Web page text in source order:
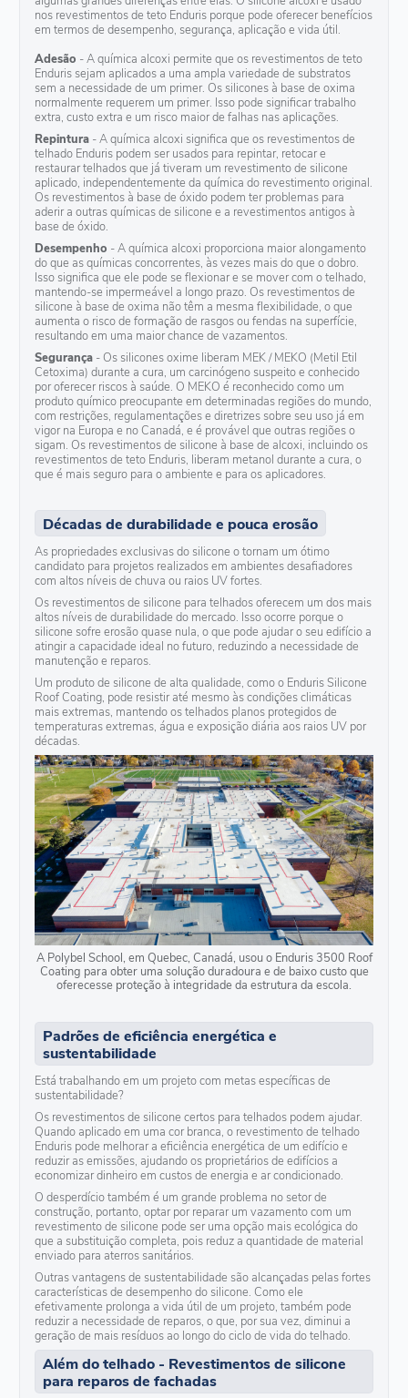
nos revestimentos de teto Enduris porque pode oferecer benefícios
em termos de desempenho, segurança, aplicação e vida útil.
Adesão - A química alcoxi permite que os revestimentos de teto
Enduris sejam aplicados a uma ampla variedade de substratos
sem a necessidade de um primer. Os silicones à base de oxima
normalmente requerem um primer. Isso pode significar trabalho
extra, custo extra e um risco maior de falhas nas aplicações.
Repintura - A química alcoxi significa que os revestimentos de
telhado Enduris podem ser usados para repintar, retocar e
restaurar telhados que já tiveram um revestimento de silicone
aplicado, independentemente da química do revestimento original.
Os revestimentos à base de óxido podem ter problemas para
aderir a outras químicas de silicone e a revestimentos antigos à
base de óxido.
Desempenho - A química alcoxi proporciona maior alongamento
do que as químicas concorrentes, às vezes mais do que o dobro.
Isso significa que ele pode se flexionar e se mover com o telhado,
mantendo-se impermeável a longo prazo. Os revestimentos de
silicone à base de oxima não têm a mesma flexibilidade, o que
aumenta o risco de formação de rasgos ou fendas na superfície,
resultando em uma maior chance de vazamentos.
Segurança - Os silicones oxime liberam MEK / MEKO (Metil Etil
Cetoxima) durante a cura, um carcinógeno suspeito e conhecido
por oferecer riscos à saúde. O MEKO é reconhecido como um
produto químico preocupante em determinadas regiões do mundo,
com restrições, regulamentações e diretrizes sobre seu uso já em
vigor na Europa e no Canadá, e é provável que outras regiões o
sigam. Os revestimentos de silicone à base de alcoxi, incluindo os
revestimentos de teto Enduris, liberam metanol durante a cura, o
que é mais seguro para o ambiente e para os aplicadores.
Décadas de durabilidade e pouca erosão
As propriedades exclusivas do silicone o tornam um ótimo
candidato para projetos realizados em ambientes desafiadores
com altos níveis de chuva ou raios UV fortes.
Os revestimentos de silicone para telhados oferecem um dos mais
altos níveis de durabilidade do mercado. Isso ocorre porque o
silicone sofre erosão quase nula, o que pode ajudar o seu edifício a
atingir a capacidade ideal no futuro, reduzindo a necessidade de
manutenção e reparos.
Um produto de silicone de alta qualidade, como o Enduris Silicone
Roof Coating, pode resistir até mesmo às condições climáticas
mais extremas, mantendo os telhados planos protegidos de
temperaturas extremas, água e exposição diária aos raios UV por
décadas.
A Polybel School, em Quebec, Canadá, usou o Enduris 3500 Roof
Coating para obter uma solução duradoura e de baixo custo que
oferecesse proteção à integridade da estrutura da escola.
Padrões de eficiência energética e
sustentabilidade
Está trabalhando em um projeto com metas específicas de
sustentabilidade?
Os revestimentos de silicone certos para telhados podem ajudar.
Quando aplicado em uma cor branca, o revestimento de telhado
Enduris pode melhorar a eficiência energética de um edifício e
reduzir as emissões, ajudando os proprietários de edifícios a
economizar dinheiro em custos de energia e ar condicionado.
O desperdício também é um grande problema no setor de
construção, portanto, optar por reparar um vazamento com um
revestimento de silicone pode ser uma opção mais ecológica do
que a substituição completa, pois reduz a quantidade de material
enviado para aterros sanitários.
Outras vantagens de sustentabilidade são alcançadas pelas fortes
características de desempenho do silicone. Como ele
efetivamente prolonga a vida útil de um projeto, também pode
reduzir a necessidade de reparos, o que, por sua vez, diminui a
geração de mais resíduos ao longo do ciclo de vida do telhado.
Além do telhado - Revestimentos de silicone
para reparos de fachadas